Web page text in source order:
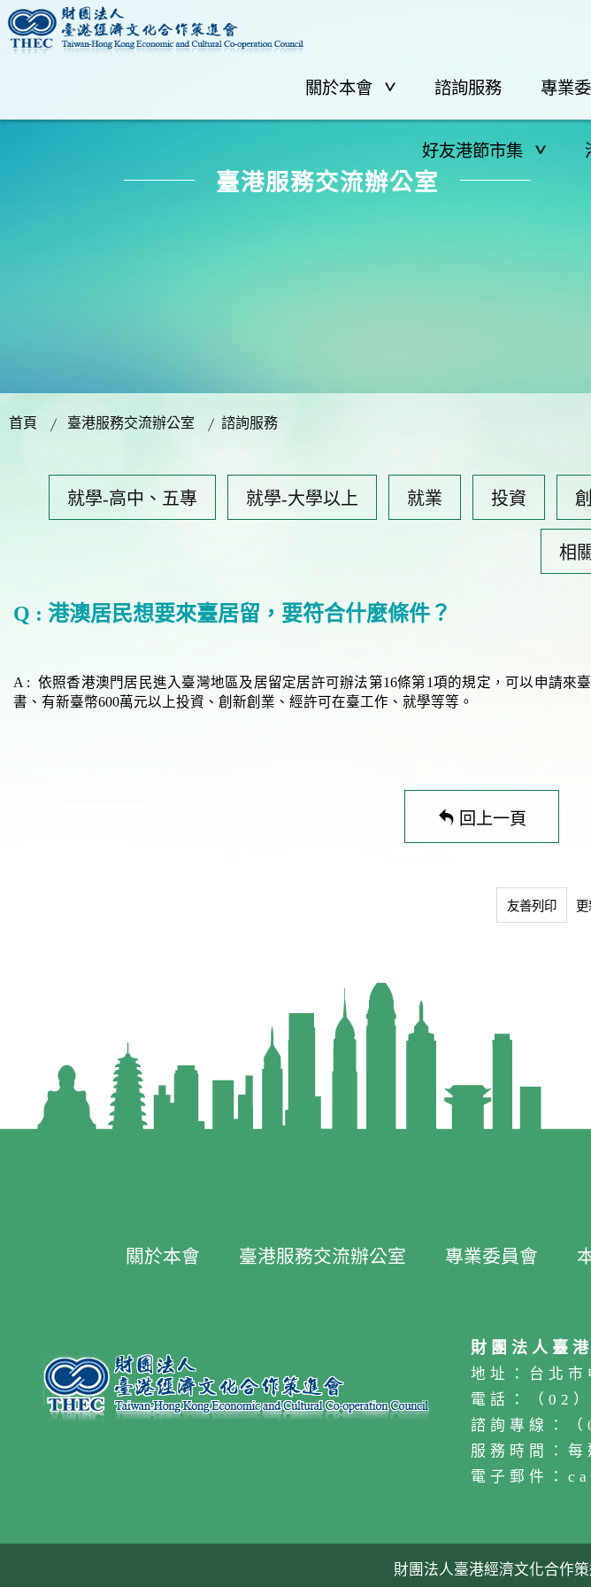
關於本會 諮詢服務 專業
好友港節市集
臺港服務交流辦公室
首頁 臺港服務交流辦公室 諮詢服務
就學-高中、五專 就學-大學以上 就業 投資
相
Q : 港澳居民想要來臺居留，要符合什麼條件？
A : 依照香港澳門居民進入臺灣地區及居留定居許可辦法第16條第1項的規定，可以申請
書、有新臺幣600萬元以上投資、創新創業、經許可在臺工作、就學等等。
回上一頁
友善列印
關於本會 臺港服務交流辦公室 專業委員會
財團法人臺
地址：台北
電話：（02
諮詢專線：
服務時間：
電子郵件：
財團法人臺港經濟文化合作